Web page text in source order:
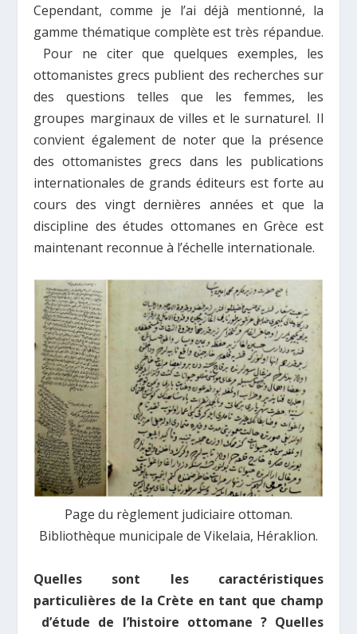
Cependant, comme je l’ai déjà mentionné, la
gamme thématique complète est très répandue.
Pour ne citer que quelques exemples, les
ottomanistes grecs publient des recherches sur
des questions telles que les femmes, les
groupes marginaux de villes et le surnaturel. Il
convient également de noter que la présence
des ottomanistes grecs dans les publications
internationales de grands éditeurs est forte au
cours des vingt dernières années et que la
discipline des études ottomanes en Grèce est
maintenant reconnue à l’échelle internationale.
Page du règlement judiciaire ottoman.
Βibliothèque municipale de Vikelaia, Héraklion.
Quelles sont les caractéristiques
particulières de la Crète en tant que champ
d’étude de l’histoire ottomane ? Quelles